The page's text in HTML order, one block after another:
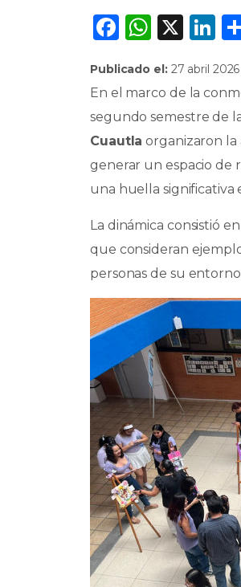
F
c
e
b
o
o
W
a
ts
A
p
p
X
Li
k
e
dI
n
Publicado el: 27 abril 2026
En el marco de la
segundo semestre de
Cuautla organizaron
generar un espacio de
una huella significativa
La dinámica consistió
que consideran
personas de su